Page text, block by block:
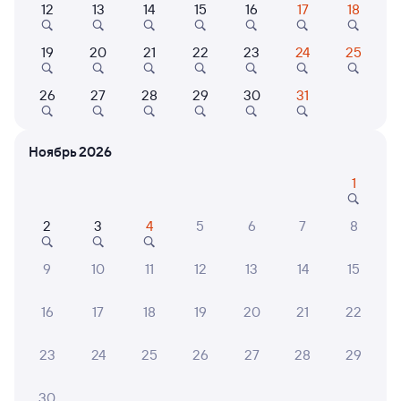
Найдём билет на поезд за вас
Даже если сейчас нет мест
Искать билеты
X.ROOM
8 ⁠588 ⁠₽
Отель Святогор
12 13 14 15 16 17 18
19 20 21 22 23 24 25
26 27 28 29 30 31
Ноябрь 2026
1
2 3 4 5 6 7 8
9 10 11 12 13 14 15
16 17 18 19 20 21 22
23 24 25 26 27 28 29